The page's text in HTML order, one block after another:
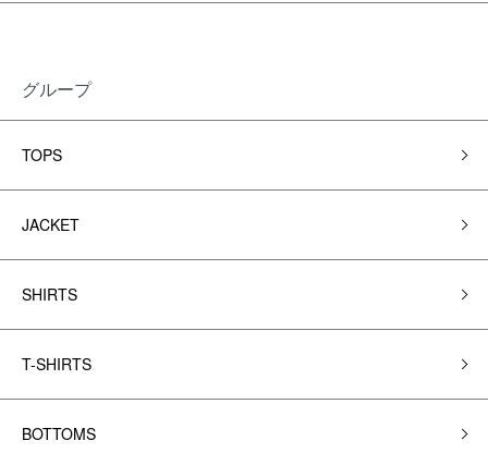
グループ
TOPS
JACKET
SHIRTS
T-SHIRTS
BOTTOMS